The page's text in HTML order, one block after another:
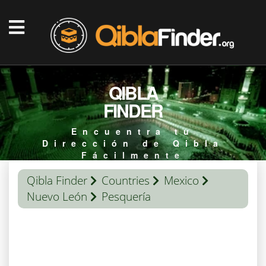
QIBLA
FINDER
Encuentra tu
Dirección de Qibla
Fácilmente
Qibla Finder Countries
Mexico
Nuevo León
Pesquería